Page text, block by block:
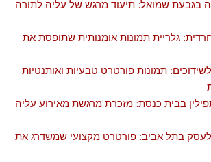
בגבעת שמואל: תיעוד מרגש של עליה לתורה
גלריית תמונות אומנותית שתופסת את
תמונות פורטרט טבעיות ואותנטיות
בבית כנסת: מזכרת מרגשת מאירוע עליה
בתל אביב: פורטרט מקצועי שמשדרג את